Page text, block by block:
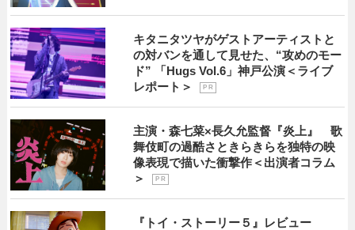
キタニタツヤがゲストアーティストと
の対バンを通して見せた、“攻めのモー
ド” 「Hugs Vol.6」神戸公演＜ライブ
レポート＞
P R
主演・森七菜×長久允監督『炎上』 歌
舞伎町の過酷さときらきらを独特の映
像表現で描いた衝撃作＜出演者コラム
＞
P R
『トイ・ストーリー５』レビュー